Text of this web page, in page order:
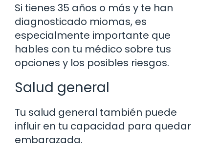
Si tienes 35 años o más y te han
diagnosticado miomas, es
especialmente importante que
hables con tu médico sobre tus
opciones y los posibles riesgos.
Salud general
Tu salud general también puede
influir en tu capacidad para quedar
embarazada.